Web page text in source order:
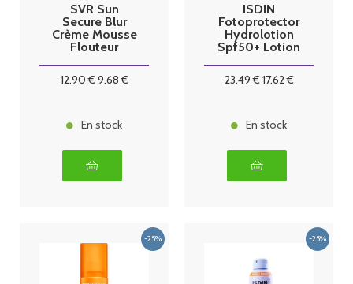
SVR Sun
Secure Blur
Crème Mousse
Flouteur
SPF50+ 50 ml
12.90€9.68€
En stock
ISDIN
Fotoprotector
Hydrolotion
Spf50+ Lotion
23.49€17.62€
En stock